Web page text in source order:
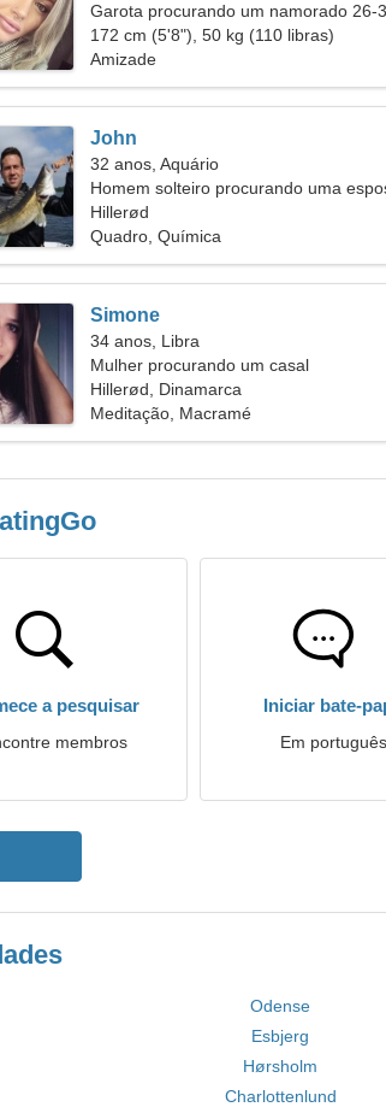
Garota procurando um namorado 26-
172 cm (5'8"), 50 kg (110 libras)
Amizade
John
32 anos, Aquário
Homem solteiro procurando uma
31
Hillerød
Quadro, Química
Simone
34 anos, Libra
Mulher procurando um casal
Hillerød, Dinamarca
Meditação, Macramé
a pesquisar
membros
Iniciar bate-
Em português
Odense
Esbjerg
Hørsholm
Charlottenlund